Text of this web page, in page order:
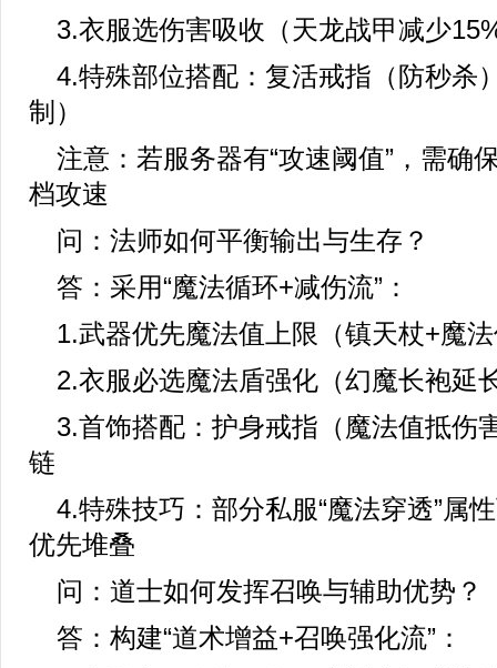
3.衣服选伤害吸收（天龙战甲减少
4.特殊部位搭配：复活戒指（防秒杀
制）
注意：若服务器有“攻速阈值”，需确
档攻速
问：法师如何平衡输出与生存？
答：采用“魔法循环+减伤流”：
1.武器优先魔法值上限（镇天杖+魔
2.衣服必选魔法盾强化（幻魔长袍延
3.首饰搭配：护身戒指（魔法值抵伤
链
4.特殊技巧：部分私服“魔法穿透”属
优先堆叠
问：道士如何发挥召唤与辅助优势？
答：构建“道术增益+召唤强化流”：